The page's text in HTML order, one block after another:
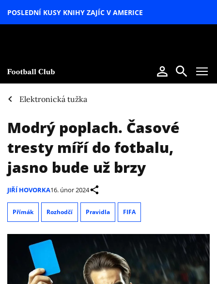
POSLEDNÍ KUSY KNIHY ZAJÍC V AMERICE
Elektronická tužka
Modrý poplach. Časové
tresty míří do fotbalu,
jasno bude už brzy
JIŘÍ HOVORKA16. únor 2024
Přímák Rozhodčí Pravidla FIFA